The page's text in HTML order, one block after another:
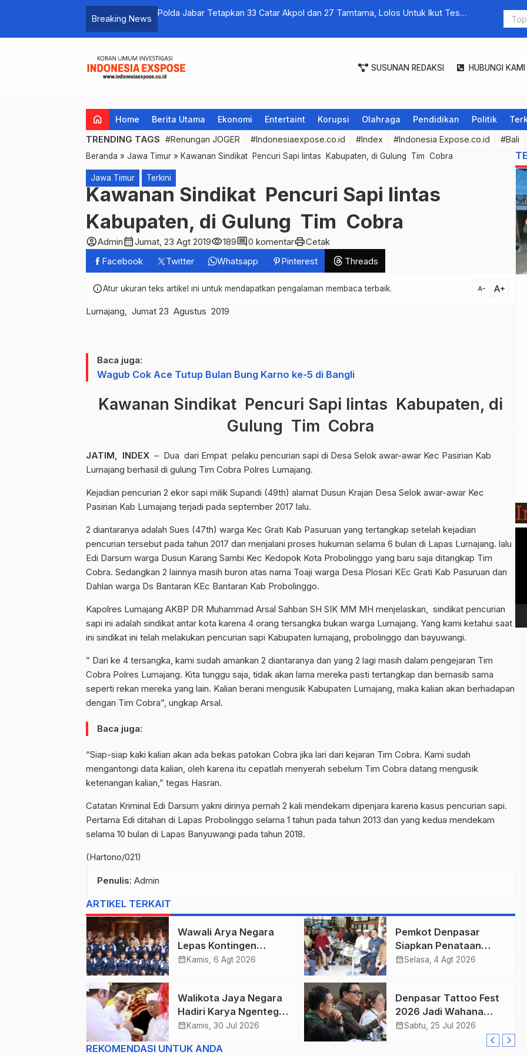
Breaking News
Polda Jabar Tetapkan 33 Catar Akpol dan 27 Tamtama, Lolos Untuk lkut Tes
Giri
SUSUNAN REDAKSI HUBUNGI KAMI
home Home Berita Utama Ekonomi Entertaint Korupsi Olahraga Pendidikan Politik
TRENDING TAGS #Renungan JOGER #Indonesiaexpose.co.id #Index #Indonesia Expose.co.id #Bali
Beranda » Jawa Timur » Kawanan Sindikat Pencuri Sapi lintas Kabupaten, di Gulung Tim Cobra
Jawa Timur Terkini
Kawanan Sindikat Pencuri Sapi lintas
Kabupaten, di Gulung Tim Cobra
account_circleAdmincalendar_monthJumat, 23 Agt 2019visibility189comment0 komentarprintCetak
Facebook
Twitter Whatsapp Pinterest Threads
infoAtur ukuran teks artikel ini untuk mendapatkan pengalaman membaca terbaik. text_decrease text_increase
Lumajang, Jumat 23 Agustus 2019
Baca juga:
Wagub Cok Ace Tutup Bulan Bung Karno ke-5 di Bangli
Kawanan Sindikat Pencuri Sapi lintas Kabupaten, di
Gulung Tim Cobra
JATIM, INDEX – Dua dari Empat pelaku pencurian sapi di Desa Selok awar-awar Kec Pasirian Kab
Lumajang berhasil di gulung Tim Cobra Polres Lumajang.
Kejadian pencurian 2 ekor sapi milik Supandi (49th) alamat Dusun Krajan Desa Selok awar-awar Kec
Pasirian Kab Lumajang terjadi pada september 2017 lalu.
2 diantaranya adalah Sues (47th) warga Kec Grati Kab Pasuruan yang tertangkap setelah kejadian
pencurian tersebut pada tahun 2017 dan menjalani proses hukuman selama 6 bulan di Lapas Lumajang. lalu
Edi Darsum warga Dusun Karang Sambi Kec Kedopok Kota Probolinggo yang baru saja ditangkap Tim
Cobra. Sedangkan 2 lainnya masih buron atas nama Toaji warga Desa Plosari KEc Grati Kab Pasuruan dan
Dahlan warga Ds Bantaran KEc Bantaran Kab Probolinggo.
Kapolres Lumajang AKBP DR Muhammad Arsal Sahban SH SIK MM MH menjelaskan, sindikat pencurian
sapi ini adalah sindikat antar kota karena 4 orang tersangka bukan warga Lumajang. Yang kami ketahui saat
ini sindikat ini telah melakukan pencurian sapi Kabupaten lumajang, probolinggo dan bayuwangi.
” Dari ke 4 tersangka, kami sudah amankan 2 diantaranya dan yang 2 lagi masih dalam pengejaran Tim
Cobra Polres Lumajang. Kita tunggu saja, tidak akan lama mereka pasti tertangkap dan bernasib sama
seperti rekan mereka yang lain. Kalian berani mengusik Kabupaten Lumajang, maka kalian akan berhadapan
dengan Tim Cobra”, ungkap Arsal.
Baca juga:
“Siap-siap kaki kalian akan ada bekas patokan Cobra jika lari dari kejaran Tim Cobra. Kami sudah
mengantongi data kalian, oleh karena itu cepatlah menyerah sebelum Tim Cobra datang mengusik
ketenangan kalian,” tegas Hasran.
Catatan Kriminal Edi Darsum yakni dirinya pernah 2 kali mendekam dipenjara karena kasus pencurian sapi.
Pertama Edi ditahan di Lapas Probolinggo selama 1 tahun pada tahun 2013 dan yang kedua mendekam
selama 10 bulan di Lapas Banyuwangi pada tahun 2018.
(Hartono/021)
Penulis: Admin
ARTIKEL TERKAIT
Wawali Arya Negara
Lepas Kontingen
Kwarcab Denpasar
2026.
calendar_month Kamis, 6 Agt 2026
Pemkot Denpasar
Siapkan Penataan
Wajah Pusat Kota,
Prioritas
calendar_monthSelasa, 4 Agt 2026
Walikota Jaya Negara
Hadiri Karya Ngenteg
Linggih Pura Gunung
Peraupan
calendar_month Kamis, 30 Jul 2026
Denpasar Tattoo Fest
2026 Jadi Wahana
Penguatan Ekonomi
calendar_monthSabtu, 25 Jul 2026
REKOMENDASI UNTUK ANDA